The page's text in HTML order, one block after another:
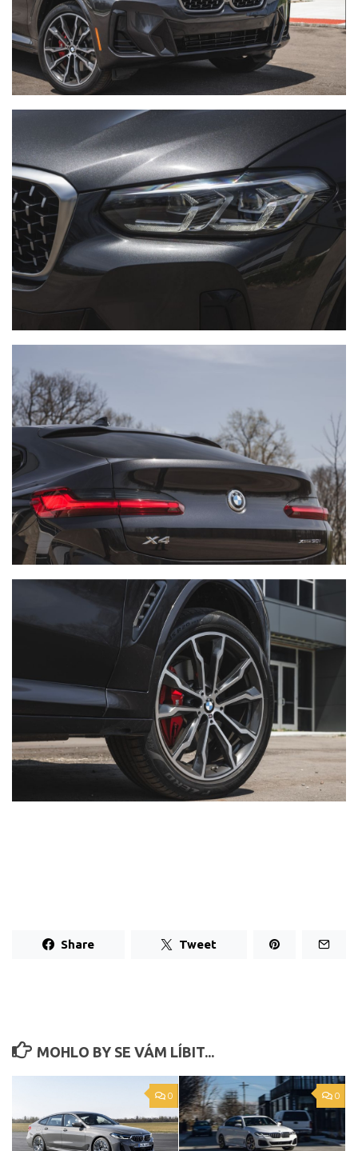
Share Tweet
MOHLO BY SE VÁM LÍBIT...
0 0